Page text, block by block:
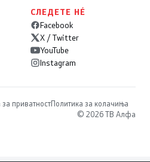
СЛЕДЕТЕ НÉ
Facebook
X / Twitter
YouTube
Instagram
приватностПолитика за колачиња
© 2026 ТВ Алфа